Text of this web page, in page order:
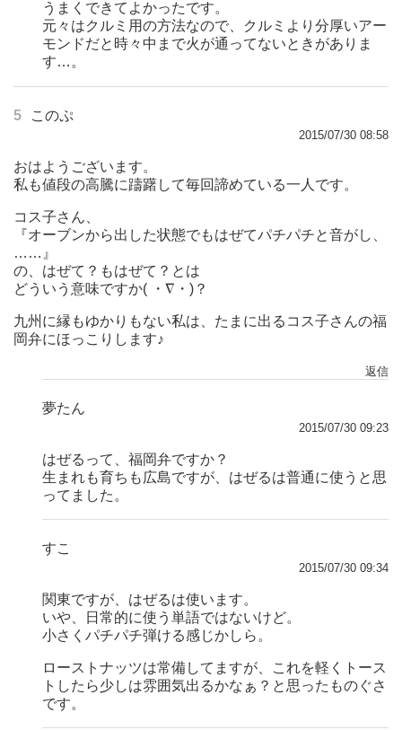
うまくできてよかったです。
元々はクルミ用の方法なので、クルミより分厚いアー
モンドだと時々中まで火が通ってないときがありま
す…。
5 このぷ
2015/07/30 08:58
おはようございます。
私も値段の高騰に躊躇して毎回諦めている一人です。
コス子さん、
『オーブンから出した状態でもはぜてパチパチと音がし、
……』
の、はぜて？もはぜて？とは
どういう意味ですか( ・∇・)？
九州に縁もゆかりもない私は、たまに出るコス子さんの福
岡弁にほっこりします♪
返信
夢たん
2015/07/30 09:23
はぜるって、福岡弁ですか？
生まれも育ちも広島ですが、はぜるは普通に使うと思
ってました。
すこ
2015/07/30 09:34
関東ですが、はぜるは使います。
いや、日常的に使う単語ではないけど。
小さくパチパチ弾ける感じかしら。
ローストナッツは常備してますが、これを軽くトース
トしたら少しは雰囲気出るかなぁ？と思ったものぐさ
です。